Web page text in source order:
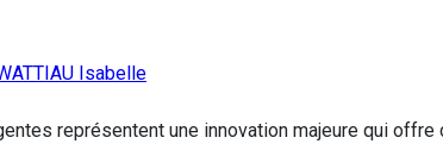
Isabelle
représentent une innovation majeure qui